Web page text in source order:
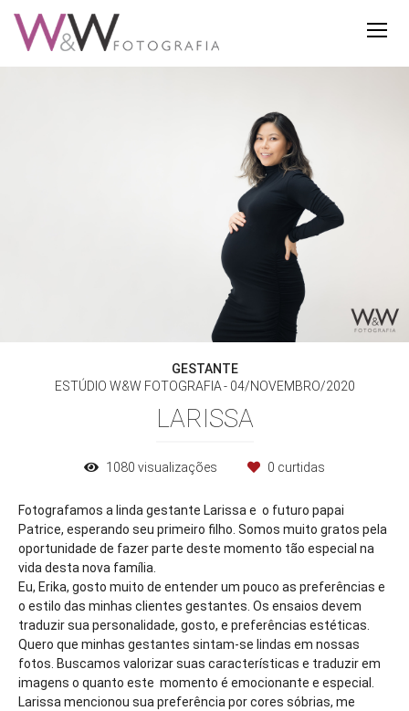
GESTANTE
ESTÚDIO W&W FOTOGRAFIA
04/NOVEMBRO/2020
LARISSA
1080 visualizações 0 curtidas
Fotografamos a linda gestante Larissa e o futuro papai
Patrice, esperando seu primeiro filho. Somos muito gratos pela
oportunidade de fazer parte deste momento tão especial na
vida desta nova família.
Eu, Erika, gosto muito de entender um pouco as preferências e
o estilo das minhas clientes gestantes. Os ensaios devem
traduzir sua personalidade, gosto, e preferências estéticas.
Quero que minhas gestantes sintam-se lindas em nossas
fotos. Buscamos valorizar suas características e traduzir em
imagens o quanto este momento é emocionante e especial.
Larissa mencionou sua preferência por cores sóbrias, me